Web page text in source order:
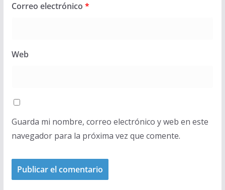
Correo electrónico *
Web
Guarda mi nombre, correo electrónico y web en este
navegador para la próxima vez que comente.